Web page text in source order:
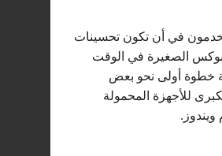
في أن تكون تحسينات
الصغيرة في الوقت
خطوة أولى نحو بعض
للأجهزة المحمولة
ويندوز.